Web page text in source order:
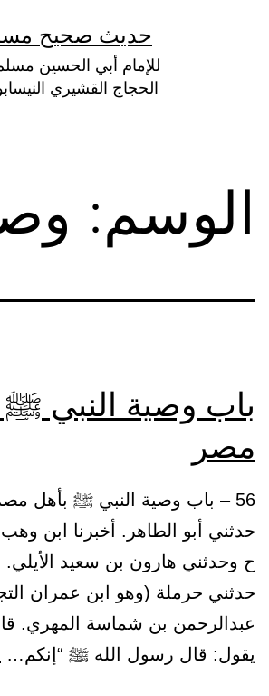
حديث صحيح
للإمام أبي الحسين
الحجاج القشيري
الوسم:
باب وصية النبي ﷺ
مصر
حدثني أبو الطاهر. أخبرنا ابن
ح وحدثني هارون بن سعيد
حدثني حرملة (وهو ابن عمران
عبدالرحمن بن شماسة المهري.
يقول: قال رسول الله ﷺ “إنكم…